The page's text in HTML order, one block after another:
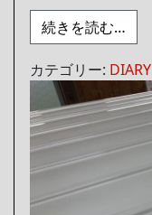
続きを読む…
カテゴリー: DIARY